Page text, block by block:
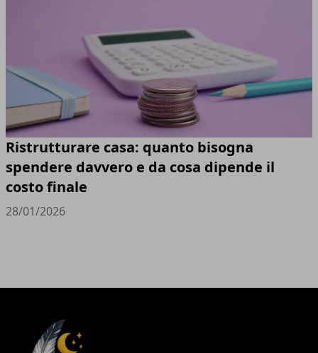
Ristrutturare casa: quanto bisogna
spendere davvero e da cosa dipende il
costo finale
28/01/2026